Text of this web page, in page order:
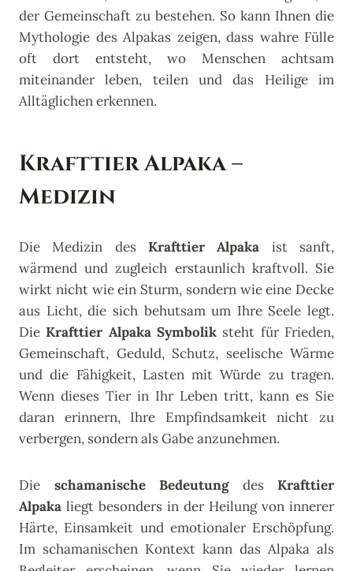
der Gemeinschaft zu bestehen. So kann Ihnen die
Mythologie des Alpakas zeigen, dass wahre Fülle
oft dort entsteht, wo Menschen achtsam
miteinander leben, teilen und das Heilige im
Alltäglichen erkennen.
Krafttier Alpaka –
Medizin
Die Medizin des Krafttier Alpaka ist sanft,
wärmend und zugleich erstaunlich kraftvoll. Sie
wirkt nicht wie ein Sturm, sondern wie eine Decke
aus Licht, die sich behutsam um Ihre Seele legt.
DieKrafttier Alpaka Symbolik steht für Frieden,
Gemeinschaft, Geduld, Schutz, seelische Wärme
und die Fähigkeit, Lasten mit Würde zu tragen.
Wenn dieses Tier in Ihr Leben tritt, kann es Sie
daran erinnern, Ihre Empfindsamkeit nicht zu
verbergen, sondern als Gabe anzunehmen.
Die schamanische Bedeutung desKrafttier
Alpaka liegt besonders in der Heilung von innerer
Härte, Einsamkeit und emotionaler Erschöpfung.
Im schamanischen Kontext kann das Alpaka als